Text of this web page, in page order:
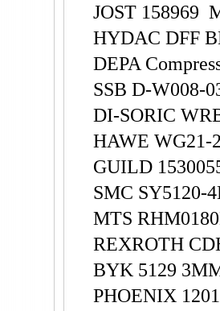
JOST 158969
HYDAC DFF
DEPA
SSB D-W008-
DI-SORIC
HAWE
GUILD
SMC SY5120-
MTS
REXROTH
BYK 5129
PHOENIX